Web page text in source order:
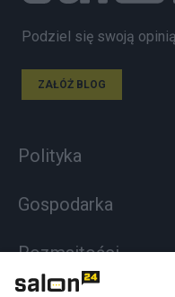
Podziel się swoją opinią
ZAŁÓŻ BLOG
Polityka
Gospodarka
Rozmaitości